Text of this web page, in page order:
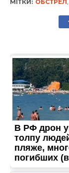
МІТКИ: ОБСТРЕЛ,